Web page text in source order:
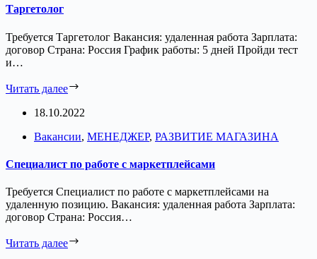
Таргетолог
Требуется Таргетолог Вакансия: удаленная работа Зарплата:
договор Страна: Россия График работы: 5 дней Пройди тест
и…
Читать далее
18.10.2022
Вакансии, МЕНЕДЖЕР, РАЗВИТИЕ МАГАЗИНА
Специалист по работе с маркетплейсами
Требуется Специалист по работе с маркетплейсами на
удаленную позицию. Вакансия: удаленная работа Зарплата:
договор Страна: Россия…
Читать далее